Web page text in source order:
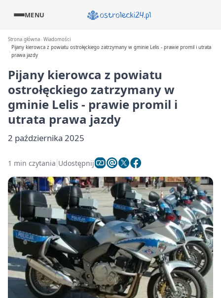
MENU
Strona główna Wiadomości
Pijany kierowca z powiatu ostrołęckiego zatrzymany w gminie Lelis - prawie promil i utrata
prawa jazdy
Pijany kierowca z powiatu
ostrołęckiego zatrzymany w
gminie Lelis - prawie promil i
utrata prawa jazdy
2 października 2025
1 min czytania Udostępnij